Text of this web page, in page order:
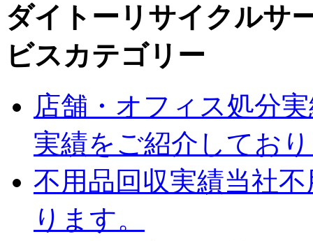
ダイトーリサイクルサ
ビスカテゴリー
店舗・オフィス処分
実績をご紹介してお
不用品回収実績当社
ります。